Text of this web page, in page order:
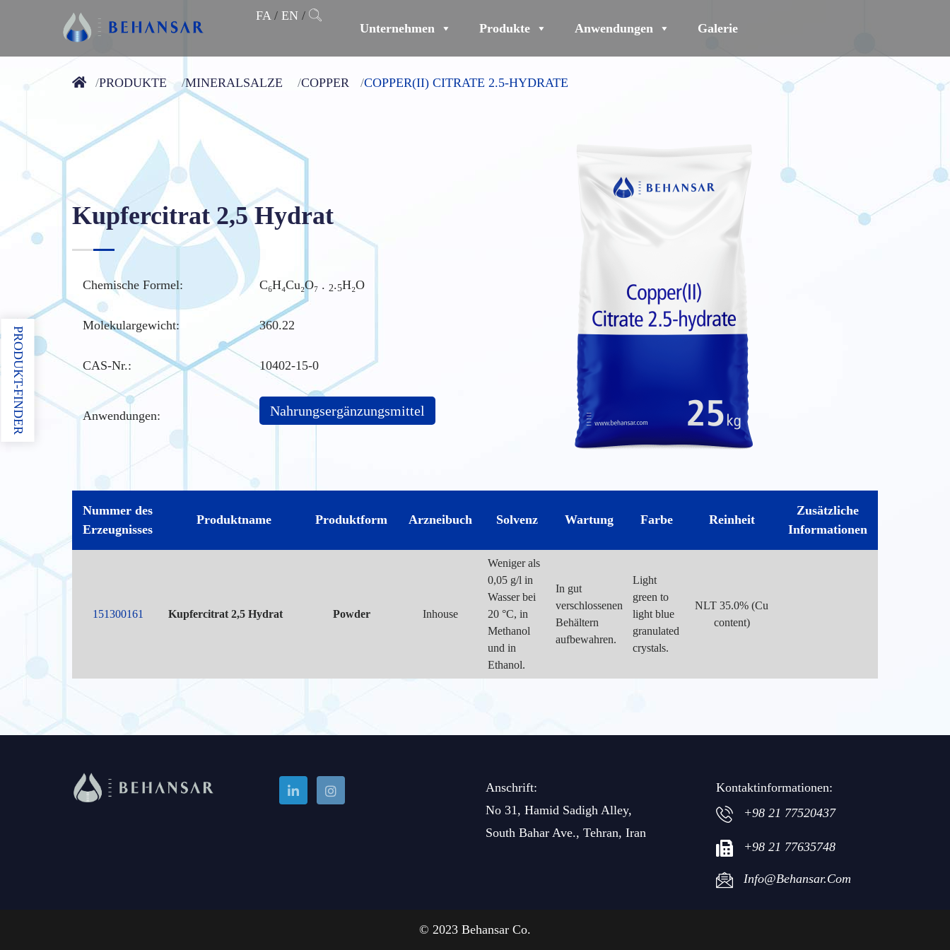
FA/ EN/
Unternehmen
Produkte Anwendungen Galerie
PRODUKTE MINERALSALZE COPPER COPPER(II) CITRATE 2.5-HYDRATE
Kupfercitrat 2,5 Hydrat
Chemische Formel: C₆H₄Cu₂O₇ . 2.5H₂O
Molekulargewicht: 360.22
CAS-Nr.: 10402-15-0
Anwendungen: Nahrungsergänzungsmittel
Nummer des
Erzeugnisses
Produktname Produktform Arzneibuch Solvenz Wartung Farbe Reinheit
Zusätzliche
Informationen
151300161 Kupfercitrat 2,5 Hydrat Powder Inhouse
Weniger als
0,05 g/l in
Wasser bei
20 °C, in
Methanol
und in
Ethanol.
In gut
verschlossenen
Behältern
aufbewahren.
Light
green to
light blue
granulated
crystals.
NLT 35.0% (Cu
content)
Anschrift:
No 31, Hamid Sadigh Alley,
South Bahar Ave., Tehran, Iran
Kontaktinformationen:
+98 21 77520437
+98 21 77635748
Info@behansar.com
© 2023 Behansar Co.
PRODUKT-FINDER